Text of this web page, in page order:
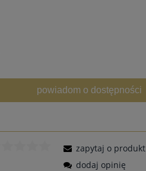
powiadom o dostępności
zapytaj o produkt
dodaj opinię